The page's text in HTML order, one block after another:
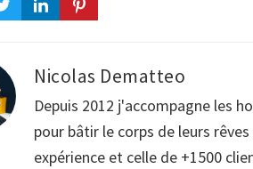
Nicolas Dematteo
Depuis 2012 j'accompagne les
pour bâtir le corps de leurs
expérience et celle de +1500